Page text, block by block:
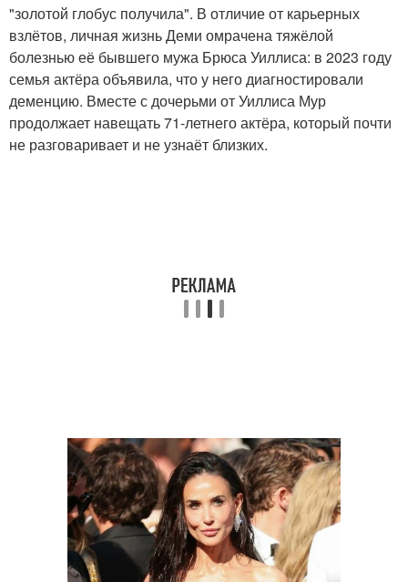
"золотой глобус получила". В отличие от карьерных
взлётов, личная жизнь Деми омрачена тяжёлой
болезнью её бывшего мужа Брюса Уиллиса: в 2023 году
семья актёра объявила, что у него диагностировали
деменцию. Вместе с дочерьми от Уиллиса Мур
продолжает навещать 71-летнего актёра, который почти
не разговаривает и не узнаёт близких.